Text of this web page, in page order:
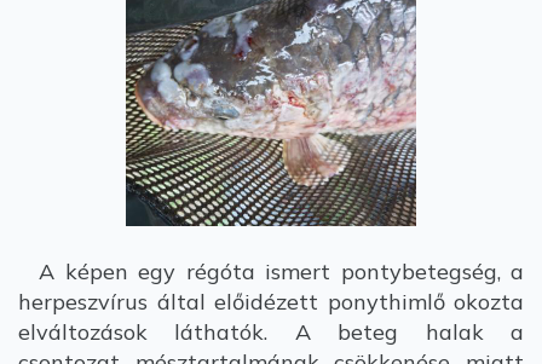
A képen egy régóta ismert pontybetegség, a
herpeszvírus által előidézett ponythimlő okozta
elváltozások láthatók. A beteg halak a